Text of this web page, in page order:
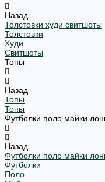
Назад
Толстовки худи свитшоты
Толстовки
Худи
Свитшоты
Топы
Назад
Топы
Топы
Футболки поло майки
Назад
Футболки поло майки
Футболки
Поло